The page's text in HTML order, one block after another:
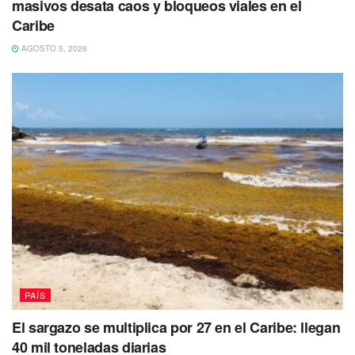
violencia, y habría sido abandonada al
masivos desata caos y bloqueos viales en el
Caribe
AGOSTO 5, 2026
PAÍS
El sargazo se multiplica por 27 en el Caribe: llegan
40 mil toneladas diarias